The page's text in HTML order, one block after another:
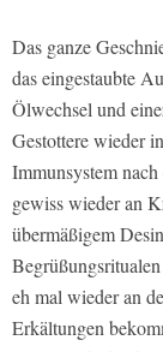
Das ganze
das eingestaubte
Ölwechsel und
Gestottere wieder
Immunsystem
gewiss wieder an
übermäßigem
eh mal wieder an
Erkältungen